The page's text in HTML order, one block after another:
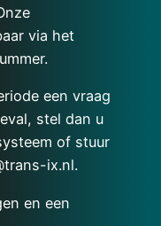
via het
een vraag
stel dan u
of stuur
ix.nl.
en een